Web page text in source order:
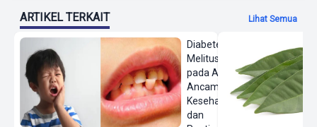
ARTIKEL TERKAIT Lihat Semua
Diabetes
Melitus
pada Anak,
Ancaman
Kesehatan
dan